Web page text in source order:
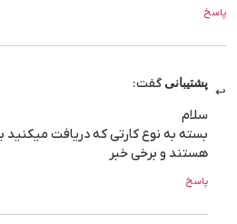
پاسخ
پشتیبانی گفت:
سلام
بسته به نوع کارتی که دریافت
هستند و برخی خبر
پاسخ